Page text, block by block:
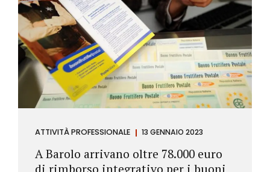
ATTIVITÀ PROFESSIONALE 13 GENNAIO 2023
A Barolo arrivano oltre 78.000 euro